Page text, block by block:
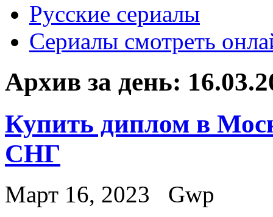
Русские сериалы
Сериалы смотреть
Архив за день:
Купить диплом в
СНГ
Март 16, 2023
Gwp